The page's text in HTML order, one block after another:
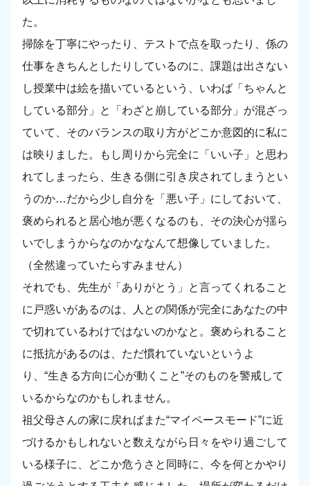
た。
掃除を丁寧にやったり、テストで点を取ったり、係の
仕事をきちんとしたりしているのに、課題は出さない
し授業中は絵を描いているという、いわば「ちゃんと
している部分」と「わざと崩している部分」が混ざっ
ていて、そのバランスの取り方がどこか意図的に私に
は映りました。もし周りから完全に「いい子」と思わ
れてしまったら、生きる側に引き戻されてしまうとい
うのか…だから少し自分を「悪い子」にしておいて、
褒められると居心地が悪くなるのも、その決心が揺ら
いでしまうからなのかななんて想像していました。
（全然違っていたらすみません）
それでも、先生が「ありがとう」と言ってくれること
に戸惑いがあるのは、人との関係が完全にあなたの中
で切れているわけではないのかなと。褒められること
に抵抗があるのは、ただ慣れていないというよ
り、“生きる方向に心が動くこと”そのものを警戒して
いるからなのかもしれません。
祖父母さんの家に戻ればまた“マイペースモード”に近
づけるかもしれないと数えながら日々をやり過ごして
いる様子に、どこか危うさと同時に、今を何とかやり